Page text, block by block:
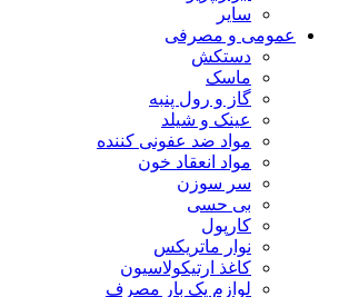
سایر
عمومی و مصرفی
دستکش
ماسک
گاز و رول پنبه
عینک و شیلد
مواد ضد عفونی کننده
مواد انعقاد خون
سر سوزن
بی حسی
کارپول
نوار ماتریکس
کاغذ ارتیکولاسیون
لوازم یک بار مصرف